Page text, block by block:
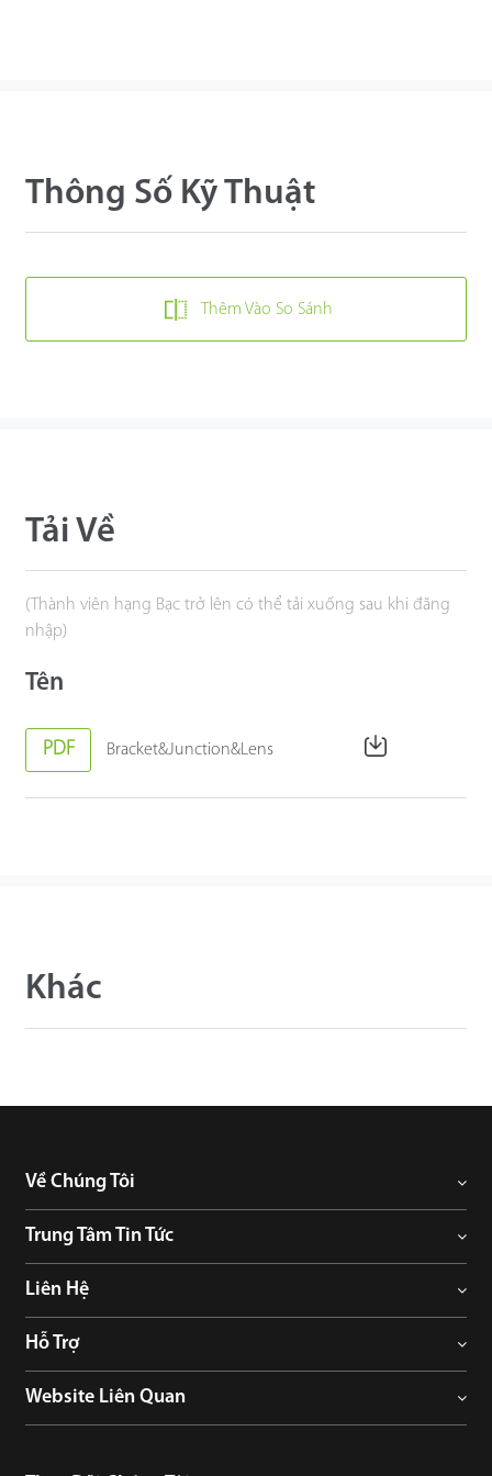
Thông Số Kỹ Thuật
Thêm Vào So Sánh
Tải Về
(Thành viên hạng Bạc trở lên có thể tải xuống sau khi đăng
nhập)
Tên
PDF Bracket&Junction&Lens
Khác
Về Chúng Tôi
Trung Tâm Tin Tức
Liên Hệ
Hỗ Trợ
Website Liên Quan